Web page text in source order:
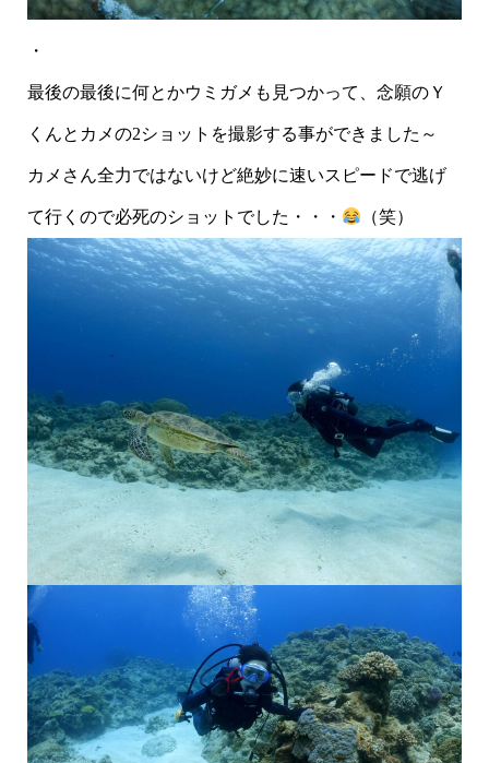
・
最後の最後に何とかウミガメも見つかって、念願のＹ
くんとカメの2ショットを撮影する事ができました～
カメさん全力ではないけど絶妙に速いスピードで逃げ
て行くので必死のショットでした・・・ （笑）